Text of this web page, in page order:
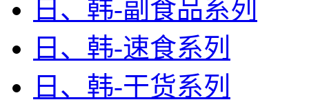
日、韩-副食品系列
日、韩-速食系列
日、韩-干货系列